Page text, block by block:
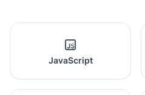
JavaScript